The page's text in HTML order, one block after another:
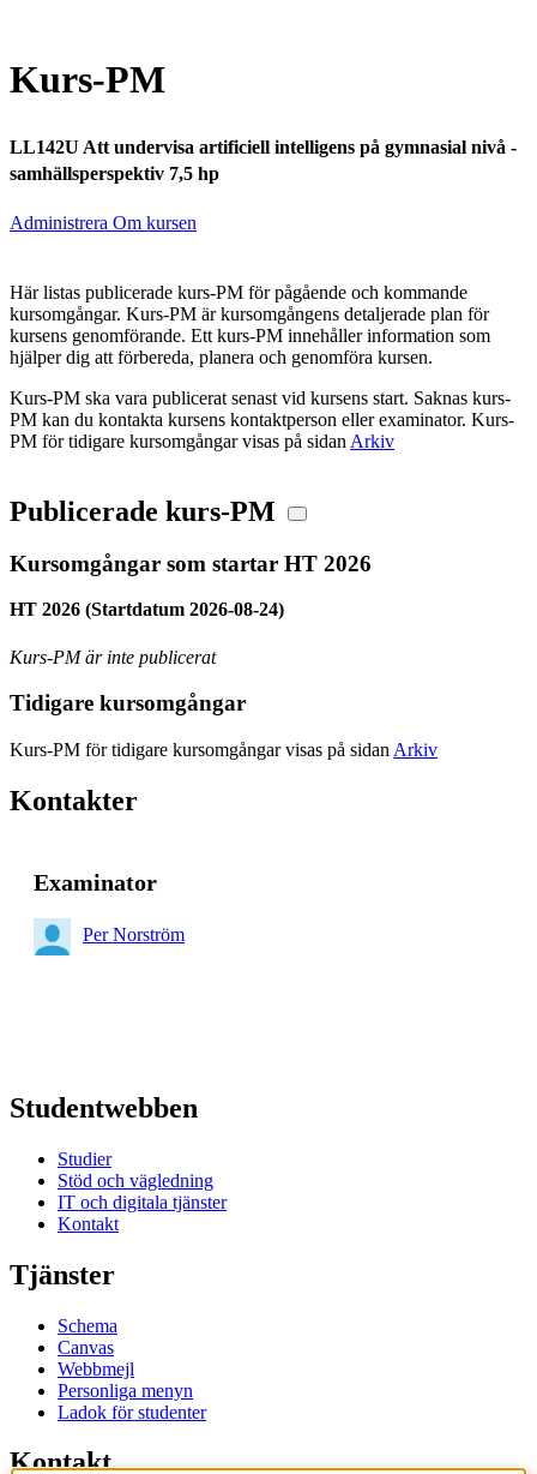
Kurs-PM
LL142U Att undervisa artificiell intelligens på gymnasial nivå -
samhällsperspektiv 7,5 hp
Administrera Om kursen
Här listas publicerade kurs-PM för pågående och kommande
kursomgångar. Kurs-PM är kursomgångens detaljerade plan för
kursens genomförande. Ett kurs-PM innehåller information som
hjälper dig att förbereda, planera och genomföra kursen.
Kurs-PM ska vara publicerat senast vid kursens start. Saknas kurs-
PM kan du kontakta kursens kontaktperson eller examinator. Kurs-
PM för tidigare kursomgångar visas på sidan Arkiv
Publicerade kurs-PM
Kursomgångar som startar HT 2026
HT 2026 (Startdatum 2026-08-24)
Kurs-PM är inte publicerat
Tidigare kursomgångar
Kurs-PM för tidigare kursomgångar visas på sidan Arkiv
Kontakter
Examinator
Per Norström
Studentwebben
Studier
Stöd och vägledning
IT och digitala tjänster
Kontakt
Tjänster
Schema
Canvas
Webbmejl
Personliga menyn
Ladok för studenter
Kontakt